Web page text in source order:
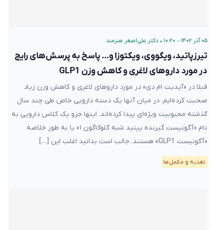
۰۵ آذر ۱۴۰۲ – ۱۰:۲۰ • دکتر علی‌اصغر هنرمند
تیرزپاتید، ویگووی، ویکتوزا و… پاسخ به پرسش‌های رایج
در مورد داروهای لاغری و کاهش وزن GLP1
قبلا در «آپدیت ام دی» در مورد داروهای لاغری و کاهش وزن زیاد
صحبت کرده‌ایم. در میان آنها یک دسته دارویی خاص طی چند سال
گذشته محبوبیت ویژه‌ای پیدا کرده‌اند. اینها جزو یک کلاس دارویی به
نام «آگونیست گیرنده پپتید شبه گلوکاگون ۱» یا به طور خلاصه
«آگونیست GLP1» هستند. جالب است بدانید اغلب این […]
تغذیه و مکمل‌ها